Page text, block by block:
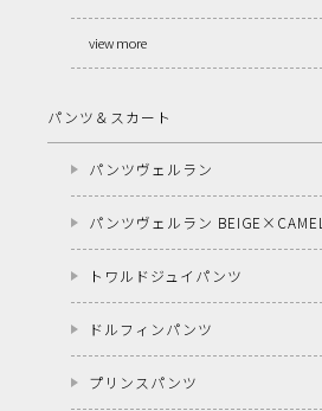
view more
パンツ＆スカート
パンツヴェルラン
パンツヴェルラン BEIGE×CAMEL
トワルドジュイパンツ
ドルフィンパンツ
プリンスパンツ